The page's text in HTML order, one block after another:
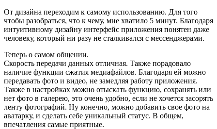
От дизайна переходим к самому использованию. Для того
чтобы разобраться, что к чему, мне хватило 5 минут. Благодаря
интуитивному дизайну интерфейс приложения понятен даже
человеку, который ни разу не сталкивался с мессенджерами.
Теперь о самом общении.
Скорость передачи данных отличная. Также порадовало
наличие функции сжатия медиафайлов. Благодаря ей можно
передавать фото и видео, не замедляя работу приложения.
Также в настройках можно отыскать функцию, сохранять или
нет фото в галерею, это очень удобно, если не хочется засорять
ленту фотографий. Ну конечно, можно добавить свое фото на
аватарку, и сделать себе уникальный статус. В общем,
впечатления самые приятные.